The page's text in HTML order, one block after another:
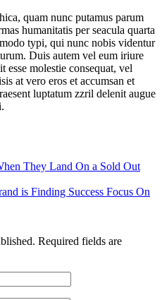
quam nunc putamus parum
humanitatis per seacula quarta
typi, qui nunc nobis videntur
Duis autem vel eum iriure
molestie consequat, vel
at vero eros et accumsan et
luptatum zzril delenit augue
They Land On a Sold Out
is Finding Success Focus On
Required fields are